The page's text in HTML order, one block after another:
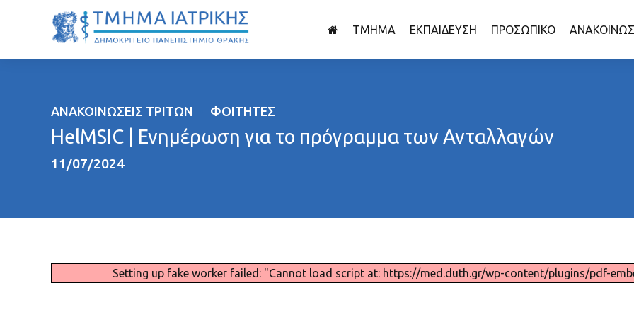
HOME
ΤΜΗΜΑ ΕΚΠΑΙΔΕΥΣΗ ΠΡΟΣΩΠΙΚΟ
ΑΝΑΚΟΙΝΏΣΕΙΣ ΤΡΊΤΩΝ ΦΟΙΤΗΤΈΣ
HelMSIC | Ενημέρωση για το πρόγραμμα των Ανταλλαγών
11/07/2024
Setting up fake worker failed: "Cannot load script at: https://med.duth.gr/wp-content/plugins/pdf-